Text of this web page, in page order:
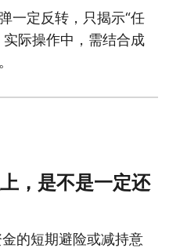
一定反转，只揭示“任
际操作中，需结合成
，是不是一定还
的短期避险或减持意